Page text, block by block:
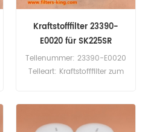
Kraftstofffilter 23390-
E0020 für SK225SR
Teilenummer: 23390-E0020
Teileart: Kraftstofffilter zum
Stück 23390-E0020